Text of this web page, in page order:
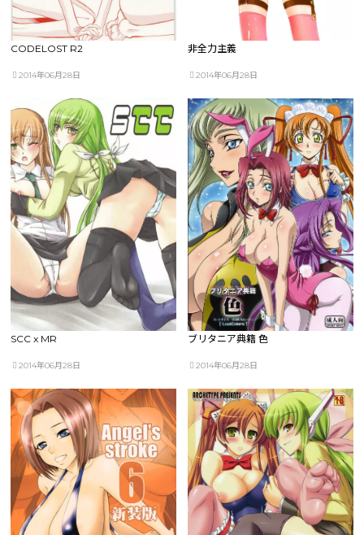
CODELOST R2
2014年06月28日
非全力主義
2014年06月28日
SCC x MR
2014年06月28日
ブリタニア典籍 色
2014年06月28日